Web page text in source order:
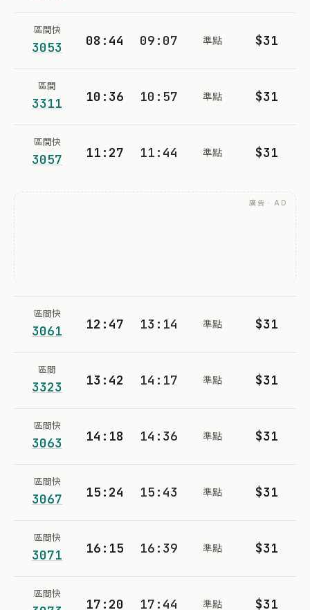
區間快
3053 08:44 09:07 準點 $31
區間
3311 10:36 10:57 準點 $31
區間快
3057 11:27 11:44 準點 $31
廣告 · AD
區間快
3061 12:47 13:14 準點 $31
區間
3323 13:42 14:17 準點 $31
區間快
3063 14:18 14:36 準點 $31
區間快
3067 15:24 15:43 準點 $31
區間快
3071 16:15 16:39 準點 $31
區間快
17:20 17:44 準點 $31